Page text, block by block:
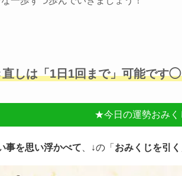
しは「1日1回まで」可能です◯
★今日の運勢おみ
事を思い浮かべて 、↓の「 おみくじを引く